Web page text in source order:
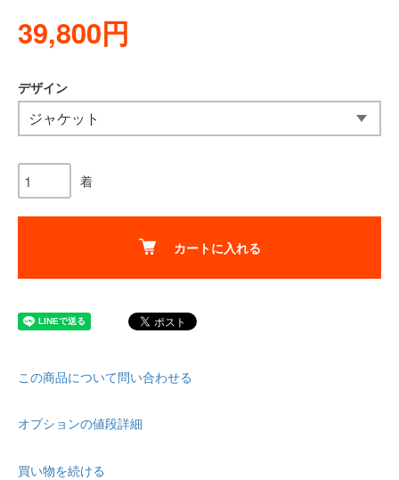
39,800円
デザイン
着
カートに入れる
この商品について問い合わせる
オプションの値段詳細
買い物を続ける